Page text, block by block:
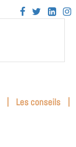
   
| Les conseils |